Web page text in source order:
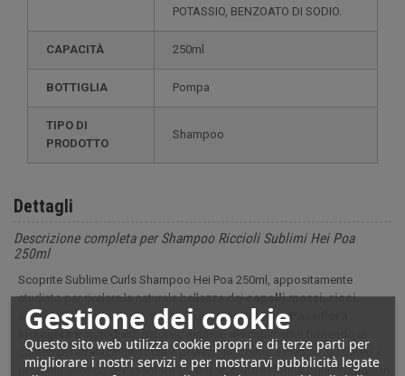
Gestione dei cookie
Questo sito web utilizza cookie propri e di terze parti per
migliorare i nostri servizi e per mostrarvi pubblicità legate
POTASSIO, BENZOATO DI SODIO.
CAPACITÀ 250ml
BOTTIGLIA Pompa
TIPO DI
PRODOTTO
Shampoo
Dettagli
Descrizione completa per Shampoo Riccioli Sublimi Hei Poa
250ml
Scoprite Sublime Curls Shampoo Hei Poa 250ml, appositamente
studiato per rivelare la naturale bellezza deicapelli mossi, ricci,
crespi o increspati. La sua formula, arricchita conPassiflora
contempo idratazione, forza e protezione contro il crespo. Godetevi il
profumo esotico di Passiflore Mystique, che trasforma ogni lavaggio in